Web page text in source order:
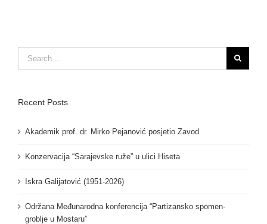
Recent Posts
Akademik prof. dr. Mirko Pejanović posjetio Zavod
Konzervacija “Sarajevske ruže” u ulici Hiseta
Iskra Galijatović (1951-2026)
Održana Međunarodna konferencija “Partizansko spomen-
groblje u Mostaru”